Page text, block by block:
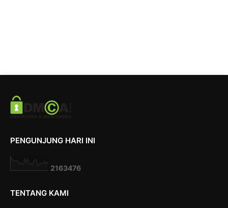
PENGUNJUNG HARI INI
2163476
TENTANG KAMI